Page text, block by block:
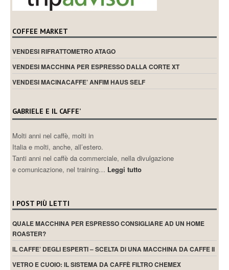
COFFEE MARKET
VENDESI RIFRATTOMETRO ATAGO
VENDESI MACCHINA PER ESPRESSO DALLA CORTE XT
VENDESI MACINACAFFE’ ANFIM HAUS SELF
GABRIELE E IL CAFFE’
Molti anni nel caffè, molti in
Italia e molti, anche, all’estero.
Tanti anni nel caffè da commerciale, nella divulgazione
e comunicazione, nel training… Leggi tutto
I POST PIÙ LETTI
QUALE MACCHINA PER ESPRESSO CONSIGLIARE AD UN HOME
ROASTER?
IL CAFFE’ DEGLI ESPERTI – SCELTA DI UNA MACCHINA DA CAFFE II
VETRO E CUOIO: IL SISTEMA DA CAFFÈ FILTRO CHEMEX